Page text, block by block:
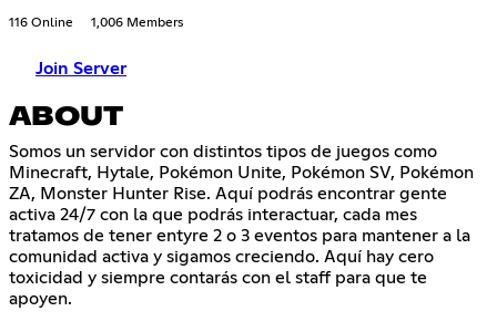
116 Online 1,006 Members
Join Server
ABOUT
Somos un servidor con distintos tipos de juegos como
Minecraft, Hytale, Pokémon Unite, Pokémon SV, Pokémon
ZA, Monster Hunter Rise. Aquí podrás encontrar gente
activa 24/7 con la que podrás interactuar, cada mes
tratamos de tener entyre 2 o 3 eventos para mantener a la
comunidad activa y sigamos creciendo. Aquí hay cero
toxicidad y siempre contarás con el staff para que te
apoyen.